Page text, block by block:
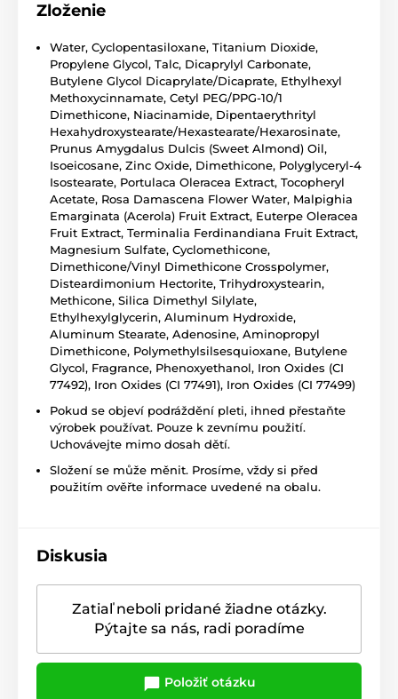
Zloženie
Water, Cyclopentasiloxane, Titanium Dioxide,
Propylene Glycol, Talc, Dicaprylyl Carbonate,
Butylene Glycol Dicaprylate/Dicaprate, Ethylhexyl
Methoxycinnamate, Cetyl PEG/PPG-10/1
Dimethicone, Niacinamide, Dipentaerythrityl
Hexahydroxystearate/Hexastearate/Hexarosinate,
Prunus Amygdalus Dulcis (Sweet Almond) Oil,
Isoeicosane, Zinc Oxide, Dimethicone, Polyglyceryl-4
Isostearate, Portulaca Oleracea Extract, Tocopheryl
Acetate, Rosa Damascena Flower Water, Malpighia
Emarginata (Acerola) Fruit Extract, Euterpe Oleracea
Fruit Extract, Terminalia Ferdinandiana Fruit Extract,
Magnesium Sulfate, Cyclomethicone,
Dimethicone/Vinyl Dimethicone Crosspolymer,
Disteardimonium Hectorite, Trihydroxystearin,
Methicone, Silica Dimethyl Silylate,
Ethylhexylglycerin, Aluminum Hydroxide,
Aluminum Stearate, Adenosine, Aminopropyl
Dimethicone, Polymethylsilsesquioxane, Butylene
Glycol, Fragrance, Phenoxyethanol, Iron Oxides (CI
77492), Iron Oxides (CI 77491), Iron Oxides (CI 77499)
Pokud se objeví podráždění pleti, ihned přestaňte
výrobek používat. Pouze k zevnímu použití.
Uchovávejte mimo dosah dětí.
Složení se může měnit. Prosíme, vždy si před
použitím ověřte informace uvedené na obalu.
Diskusia
Zatiaľ neboli pridané žiadne otázky.
Pýtajte sa nás, radi poradíme
Položiť otázku